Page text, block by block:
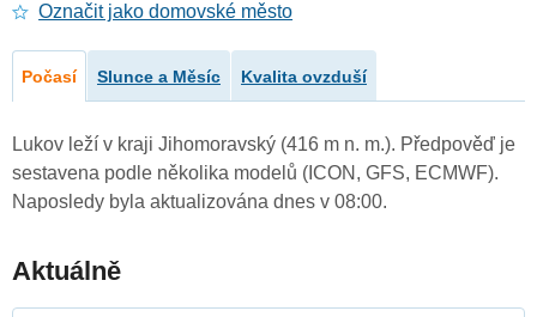
Označit jako domovské město
Počasí Slunce a Měsíc Kvalita ovzduší
Lukov leží v kraji Jihomoravský (416 m n. m.). Předpověď je
sestavena podle několika modelů (ICON, GFS, ECMWF).
Naposledy byla aktualizována dnes v 08:00.
Aktuálně